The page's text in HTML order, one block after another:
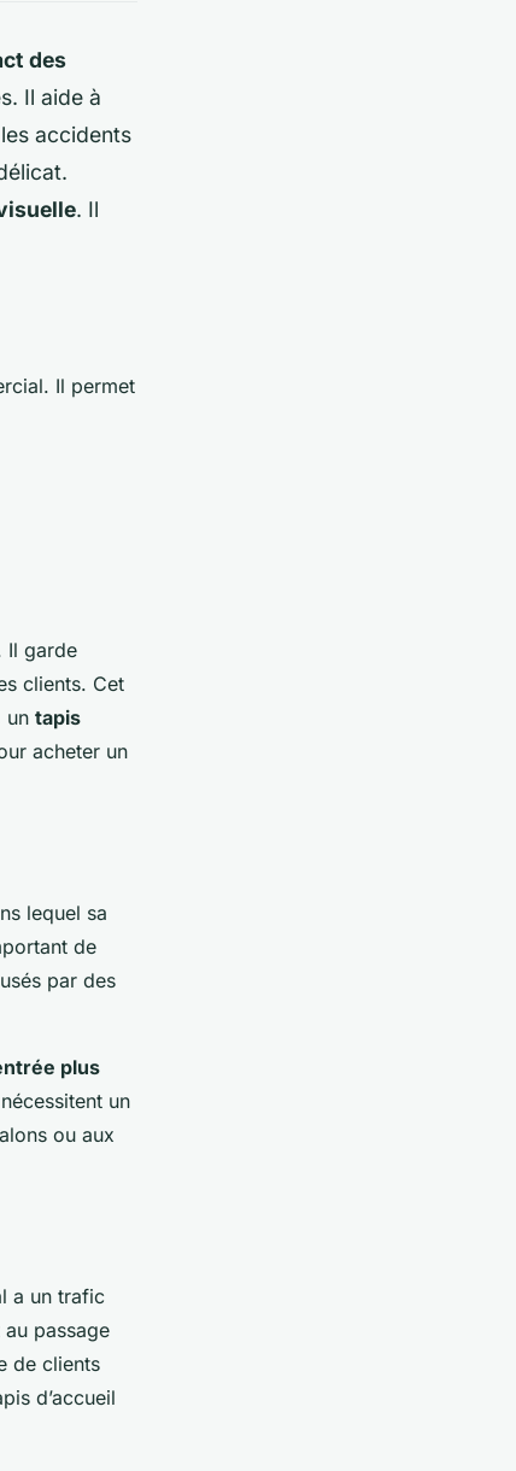
des
Il aide à
accidents
. Il
Il permet
Il garde
clients. Cet
un tapis
acheter un
lequel sa
de
par des
plus
nécessitent un
ou aux
a un trafic
passage
de clients
d’accueil